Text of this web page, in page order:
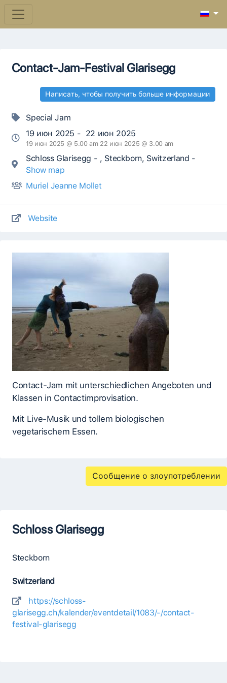
Contact-Jam-Festival Glarisegg
Написать, чтобы получить больше информации
Special Jam
19 июн 2025 - 22 июн 2025
19 июн 2025 @ 5.00 am 22 июн 2025 @ 3.00 am
Schloss Glarisegg - , Steckborn, Switzerland -
Show map
Muriel Jeanne Mollet
Website
Contact-Jam mit unterschiedlichen Angeboten und
Klassen in Contactimprovisation.
Mit Live-Musik und tollem biologischen
vegetarischem Essen.
Сообщение о злоупотреблении
Schloss Glarisegg
Steckborn
Switzerland
https://schloss-
glarisegg.ch/kalender/eventdetail/1083/-/contact-
festival-glarisegg